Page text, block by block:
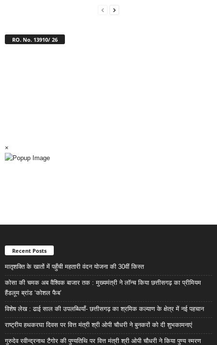
RO. No. 13910/ 26
×
Recent Posts
मातृशक्ति के खातों में पहुँची महतारी वंदन योजना की 30वीं किस्त
कोसा की चमक अब वैश्विक बाजार तक : मुख्यमंत्री ने लॉन्च किया छत्तीसगढ़ का प्रीमियम
हैंडलूम ब्रांड ‘कोशल फैब’
विशेष लेख : ढाई साल की उपलब्धियाँ- छत्तीसगढ़ का श्रमिक कल्याण के क्षेत्र में नई पहचान
राष्ट्रीय हथकरघा दिवस पर वित्त मंत्री श्री ओपी चौधरी ने बुनकरों को दी शुभकामनाएं
गुरुदेव रवीन्द्रनाथ टैगोर की पुण्यतिथि पर वित्त मंत्री श्री ओपी चौधरी ने किया पुण्य स्मरण